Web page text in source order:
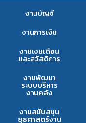
งานบัญชี
งานการเงิน
งานเงินเดือน
และสวัสดิการ
งานพัฒนา
ระบบบริหาร
งานคลัง
งานสนับสนุน
ยุธศาสตร์งาน